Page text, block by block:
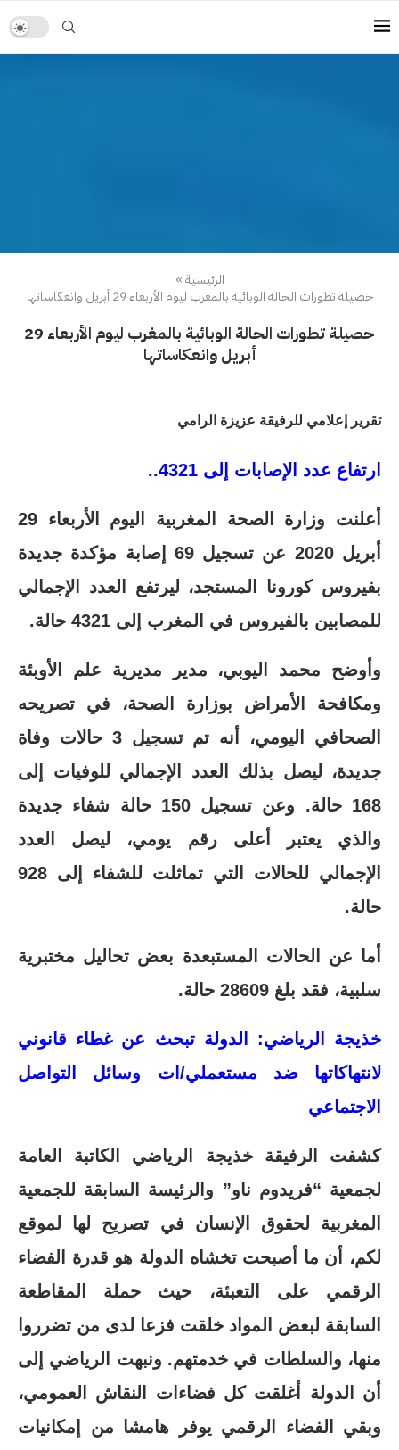
الرئيسية»
حصيلة تطورات الحالة الوبائية بالمغرب ليوم الأربعاء 29 أبريل وانعكاساتها
حصيلة تطورات الحالة الوبائية بالمغرب ليوم الأربعاء 29
أبريل وانعكاساتها
تقرير إعلامي للرفيقة عزيزة الرامي
ارتفاع عدد الإصابات إلى 4321..
أعلنت وزارة الصحة المغربية اليوم الأربعاء 29
أبريل 2020 عن تسجيل 69 إصابة مؤكدة جديدة
بفيروس كورونا المستجد، ليرتفع العدد الإجمالي
للمصابين بالفيروس في المغرب إلى 4321 حالة.
وأوضح محمد اليوبي، مدير مديرية علم الأوبئة
ومكافحة الأمراض بوزارة الصحة، في تصريحه
الصحافي اليومي، أنه تم تسجيل 3 حالات وفاة
جديدة، ليصل بذلك العدد الإجمالي للوفيات إلى
168 حالة. وعن تسجيل 150 حالة شفاء جديدة
والذي يعتبر أعلى رقم يومي، ليصل العدد
الإجمالي للحالات التي تماثلت للشفاء إلى 928
حالة.
أما عن الحالات المستبعدة بعض تحاليل مختبرية
سلبية، فقد بلغ 28609 حالة.
خذيجة الرياضي: الدولة تبحث عن غطاء قانوني
لانتهاكاتها ضد مستعملي/ات وسائل التواصل
الاجتماعي
كشفت الرفيقة خذيجة الرياضي الكاتبة العامة
لجمعية “فريدوم ناو” والرئيسة السابقة للجمعية
المغربية لحقوق الإنسان في تصريح لها لموقع
لكم، أن ما أصبحت تخشاه الدولة هو قدرة الفضاء
الرقمي على التعبئة، حيث حملة المقاطعة
السابقة لبعض المواد خلقت فزعا لدى من تضرروا
منها، والسلطات في خدمتهم. ونبهت الرياضي إلى
أن الدولة أغلقت كل فضاءات النقاش العمومي،
وبقي الفضاء الرقمي يوفر هامشا من إمكانيات